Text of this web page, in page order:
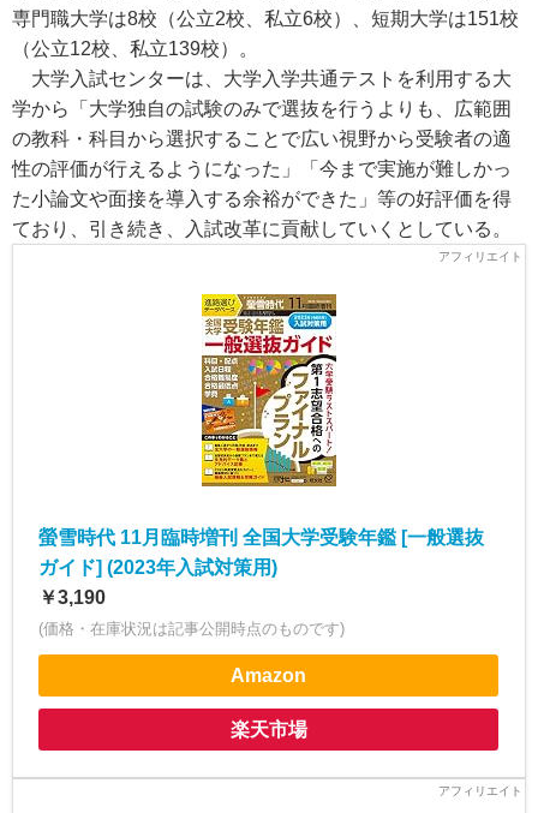
専門職大学は8校（公立2校、私立6校）、短期大学は151校
（公立12校、私立139校）。
大学入試センターは、大学入学共通テストを利用する大
学から「大学独自の試験のみで選抜を行うよりも、広範囲
の教科・科目から選択することで広い視野から受験者の適
性の評価が行えるようになった」「今まで実施が難しかっ
た小論文や面接を導入する余裕ができた」等の好評価を得
ており、引き続き、入試改革に貢献していくとしている。
螢雪時代 11月臨時増刊 全国大学受験年鑑 [一般選抜
ガイド] (2023年入試対策用)
￥3,190
(価格・在庫状況は記事公開時点のものです)
Amazon
楽天市場